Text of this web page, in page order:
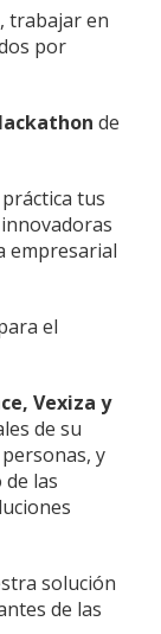
trabajar en
por
de
tus
empresarial
el
Vexiza y
de su
y
las
solución
de las